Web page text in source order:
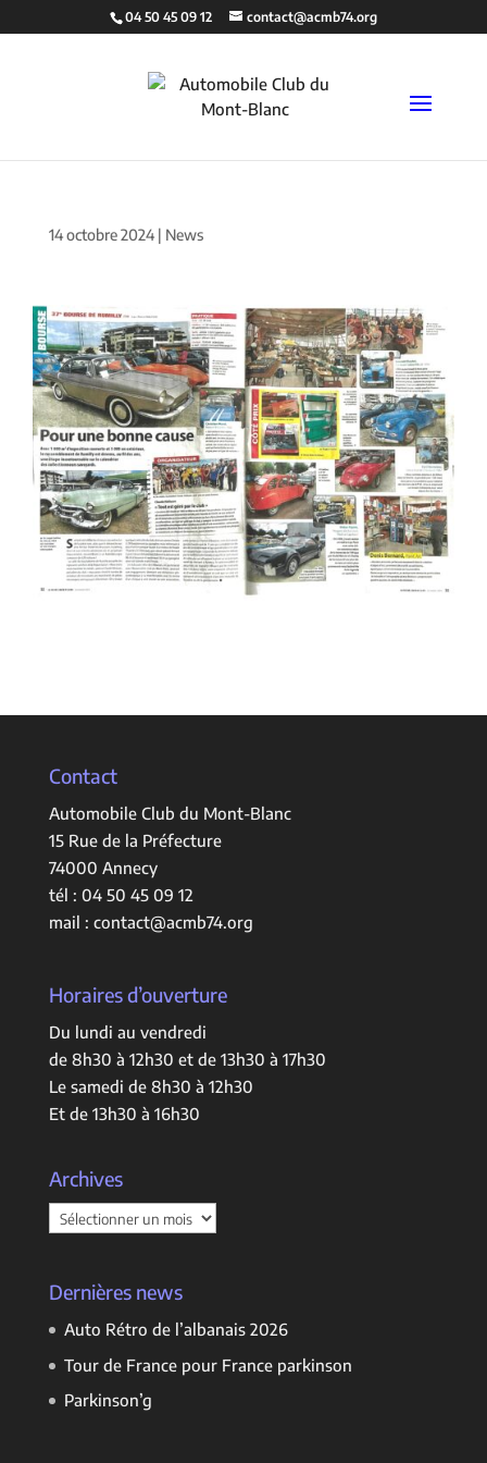
04 50 45 09 12 contact@acmb74.org
14 octobre 2024| News
Contact
Automobile Club du Mont-Blanc
15 Rue de la Préfecture
74000 Annecy
tél : 04 50 45 09 12
mail : contact@acmb74.org
Horaires d’ouverture
Du lundi au vendredi
de 8h30 à 12h30 et de 13h30 à 17h30
Le samedi de 8h30 à 12h30
Et de 13h30 à 16h30
Archives
Archives
Dernières news
Auto Rétro de l’albanais 2026
Tour de France pour France parkinson
Parkinson’g